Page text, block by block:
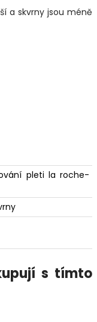
a skvrny jsou méně
pleti la roche-
s tímto